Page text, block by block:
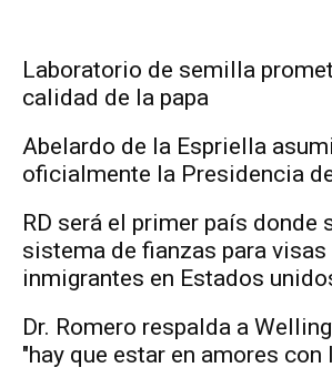
Laboratorio de semilla
calidad de la papa
Abelardo de la Espriella
oficialmente la Presidencia
RD será el primer país donde
sistema de fianzas para visas
inmigrantes en Estados
Dr. Romero respalda a
"hay que estar en amores con